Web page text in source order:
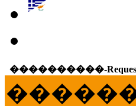
����������-